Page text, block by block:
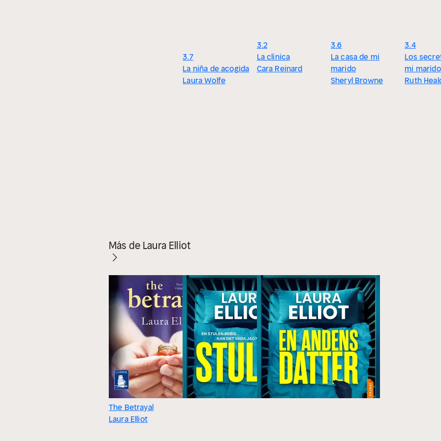
3.7
La niña de acogida
Laura Wolfe
3.2
La clínica
Cara Reinard
3.6
La casa de mi
marido
Sheryl Browne
3.4
Los
mi marido
Ruth
Más de Laura Elliot
The Betrayal
Laura Elliot